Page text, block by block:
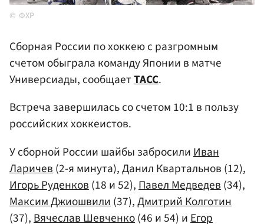
ФХР
Сборная России по хоккею с разгромным
счетом обыграла команду Японии в матче
Универсиады, сообщаетТАСС.
Встреча завершилась со счетом 10:1 в пользу
российских хоккеистов.
У сборной России шайбы забросили Иван
Ларичев (2-я минута), Данил Квартальнов (12),
Игорь Руденков (18 и 52), Павел Медведев (34),
Максим Джиошвили (37),Дмитрий Колготин
(37), Вячеслав Шевченко(46 и 54) и Егор